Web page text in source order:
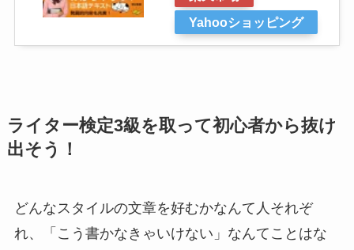
Yahooショッピング
ライター検定3級を取って初心者から抜け
出そう！
どんなスタイルの文章を好むかなんて人それぞ
れ、「こう書かなきゃいけない」なんてことはな